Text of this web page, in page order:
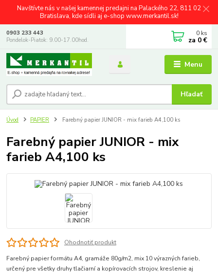
Navštívte nás v našej kamennej predajni na Palackého 22, 811 02
Bratislava, kde sídli aj e-shop www.merkantil.sk!
Menu
Hľadať
0903 233 443
Pondelok-Piatok: 9.00-17.00hod.
0 ks
za 0 €
Úvod PAPIER Farebný papier JUNIOR - mix farieb A4,100 ks
Farebný papier JUNIOR - mix
farieb A4,100 ks
Ohodnotiť produkt
Farebný papier formátu A4, gramáže 80g/m2, mix 10 výrazných farieb,
určený pre všetky druhy tlačiarní a kopírovacích strojov, kreslenie aj